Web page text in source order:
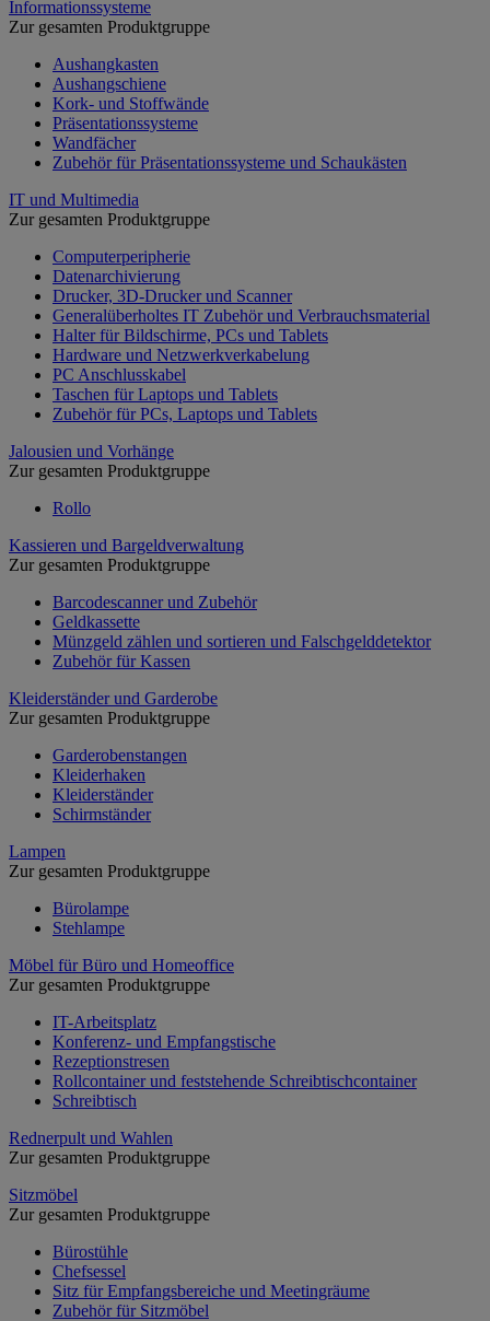
Informationssysteme
Zur gesamten Produktgruppe
Aushangkasten
Aushangschiene
Kork- und Stoffwände
Präsentationssysteme
Wandfächer
Zubehör für Präsentationssysteme und Schaukästen
IT und Multimedia
Zur gesamten Produktgruppe
Computerperipherie
Datenarchivierung
Drucker, 3D-Drucker und Scanner
Generalüberholtes IT Zubehör und Verbrauchsmaterial
Halter für Bildschirme, PCs und Tablets
Hardware und Netzwerkverkabelung
PC Anschlusskabel
Taschen für Laptops und Tablets
Zubehör für PCs, Laptops und Tablets
Jalousien und Vorhänge
Zur gesamten Produktgruppe
Rollo
Kassieren und Bargeldverwaltung
Zur gesamten Produktgruppe
Barcodescanner und Zubehör
Geldkassette
Münzgeld zählen und sortieren und Falschgelddetektor
Zubehör für Kassen
Kleiderständer und Garderobe
Zur gesamten Produktgruppe
Garderobenstangen
Kleiderhaken
Kleiderständer
Schirmständer
Lampen
Zur gesamten Produktgruppe
Bürolampe
Stehlampe
Möbel für Büro und Homeoffice
Zur gesamten Produktgruppe
IT-Arbeitsplatz
Konferenz- und Empfangstische
Rezeptionstresen
Rollcontainer und feststehende Schreibtischcontainer
Schreibtisch
Rednerpult und Wahlen
Zur gesamten Produktgruppe
Sitzmöbel
Zur gesamten Produktgruppe
Bürostühle
Chefsessel
Sitz für Empfangsbereiche und Meetingräume
Zubehör für Sitzmöbel